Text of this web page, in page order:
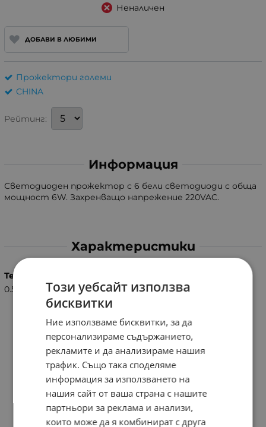
Неналичен
ДОБАВИ В ЛЮБИМИ
Прожектори големи
CHINA
Рейтинг:
Информация
Светодиоден прожектор с 6 бели светодиоди с обща
мощност 6W. Захренващо напрежение 220VAC.
Характеристики
Тегло (кг.)
0.50
Този уебсайт използва
бисквитки
Ние използваме бисквитки, за да
персонализираме съдържанието,
рекламите и да анализираме нашия
трафик. Също така споделяме
информация за използването на
нашия сайт от ваша страна с нашите
партньори за реклама и анализи,
които може да я комбинират с друга